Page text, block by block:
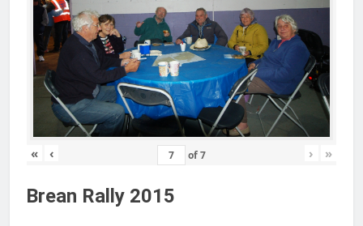
« ‹ of7 › »
Brean Rally 2015